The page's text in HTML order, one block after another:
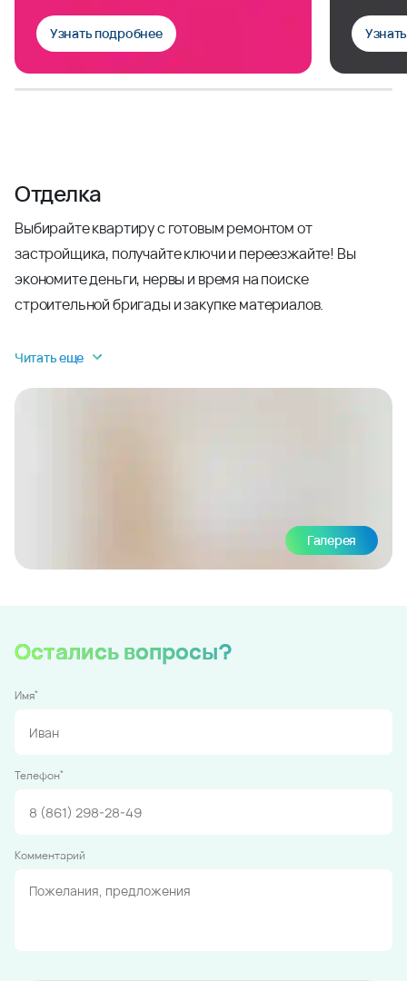
Узнать подробнее
Отделка
Выбирайте квартиру с готовым ремонтом от
застройщика, получайте ключи и переезжайте! Вы
экономите деньги, нервы и время на поиске
строительной бригады и закупке материалов.
Читать еще
Галерея
Остались вопросы?
Имя*
Телефон*
Комментарий